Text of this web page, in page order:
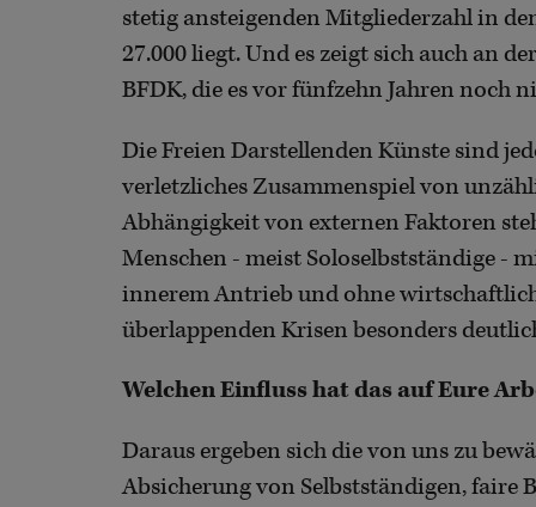
stetig ansteigenden Mitgliederzahl in
27.000 liegt. Und es zeigt sich auch an
BFDK, die es vor fünfzehn Jahren noch
Die Freien Darstellenden Künste sind
verletzliches Zusammenspiel von
Abhängigkeit von externen Faktoren
Menschen - meist Soloselbstständige -
innerem Antrieb und ohne
überlappenden Krisen besonders
Welchen Einfluss hat das auf Eure
Daraus ergeben sich die von uns zu
Absicherung von Selbstständigen,